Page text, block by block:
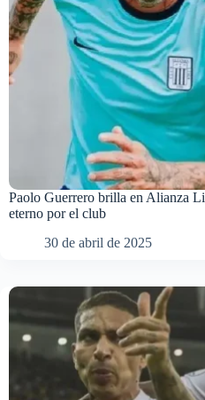
Paolo Guerrero brilla en Alianza
eterno por el club
30 de abril de 2025